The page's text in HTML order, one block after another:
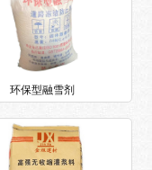
环保型融雪剂